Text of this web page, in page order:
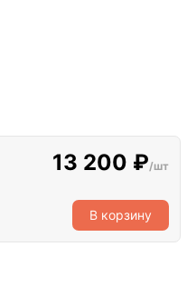
13 200 ₽/шт
В корзину